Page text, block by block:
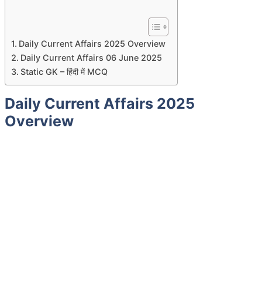
Daily Current Affairs 2025 Overview
Daily Current Affairs 06 June 2025
Static GK – हिंदी में MCQ
Daily Current Affairs 2025
Overview